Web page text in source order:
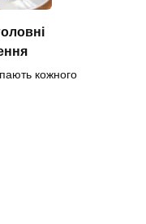
кожного